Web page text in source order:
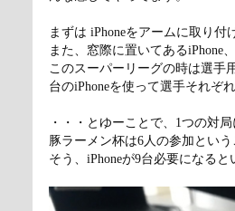
まずは iPhoneをアームに取り付
また、窓際に置いてあるiPhone
このスーパーリーグの時は選手
台のiPhoneを使って選手それぞ
・・・とゆーことで、1つの対
豚ラーメン杯は6人の参加とい
そう、iPhoneが9台必要になると